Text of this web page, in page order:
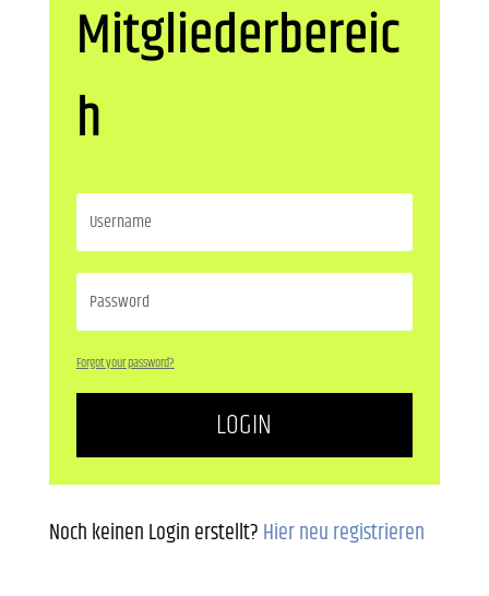
Mitgliederbereic
h
Forgot your password?
LOGIN
Noch keinen Login erstellt?Hier neu registrieren